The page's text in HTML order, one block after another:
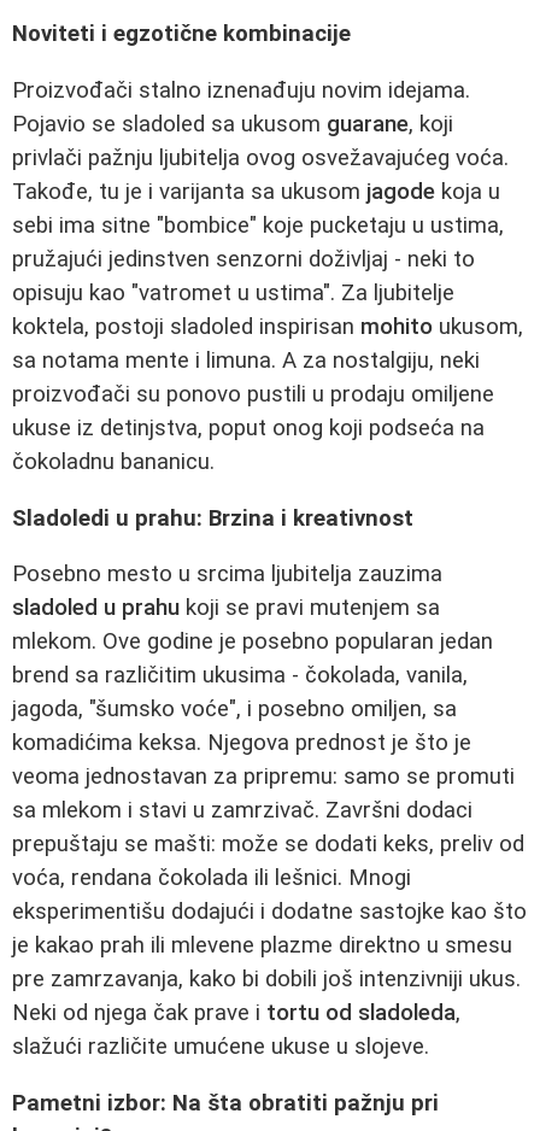
Noviteti i egzotične kombinacije
Proizvođači stalno iznenađuju novim idejama.
Pojavio se sladoled sa ukusom guarane, koji
privlači pažnju ljubitelja ovog osvežavajućeg voća.
Takođe, tu je i varijanta sa ukusom jagode koja u
sebi ima sitne "bombice" koje pucketaju u ustima,
pružajući jedinstven senzorni doživljaj - neki to
opisuju kao "vatromet u ustima". Za ljubitelje
koktela, postoji sladoled inspirisan mohito ukusom,
sa notama mente i limuna. A za nostalgiju, neki
proizvođači su ponovo pustili u prodaju omiljene
ukuse iz detinjstva, poput onog koji podseća na
čokoladnu bananicu.
Sladoledi u prahu: Brzina i kreativnost
Posebno mesto u srcima ljubitelja zauzima
sladoled u prahu koji se pravi mutenjem sa
mlekom. Ove godine je posebno popularan jedan
brend sa različitim ukusima - čokolada, vanila,
jagoda, "šumsko voće", i posebno omiljen, sa
komadićima keksa. Njegova prednost je što je
veoma jednostavan za pripremu: samo se promuti
sa mlekom i stavi u zamrzivač. Završni dodaci
prepuštaju se mašti: može se dodati keks, preliv od
voća, rendana čokolada ili lešnici. Mnogi
eksperimentišu dodajući i dodatne sastojke kao što
je kakao prah ili mlevene plazme direktno u smesu
pre zamrzavanja, kako bi dobili još intenzivniji ukus.
Neki od njega čak prave i tortu od sladoleda,
slažući različite umućene ukuse u slojeve.
Pametni izbor: Na šta obratiti pažnju pri